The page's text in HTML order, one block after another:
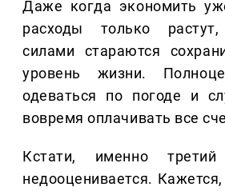
Даже когда экономить
расходы только
силами стараются
уровень жизни.
одеваться по погоде и
вовремя оплачивать все
Кстати, именно
недооценивается.